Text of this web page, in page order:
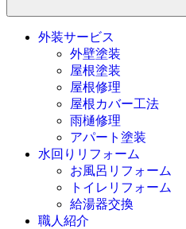
外装サービス
外壁塗装
屋根塗装
屋根修理
屋根カバー工法
雨樋修理
アパート塗装
水回りリフォーム
お風呂リフォーム
トイレリフォーム
給湯器交換
職人紹介